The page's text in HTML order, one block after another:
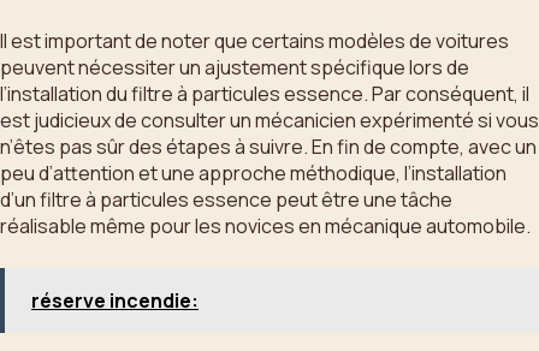
Il est important de noter que certains modèles de voitures
peuvent nécessiter un ajustement spécifique lors de
l’installation du filtre à particules essence. Par conséquent, il
est judicieux de consulter un mécanicien expérimenté si vous
n’êtes pas sûr des étapes à suivre. En fin de compte, avec un
peu d’attention et une approche méthodique, l’installation
d’un filtre à particules essence peut être une tâche
réalisable même pour les novices en mécanique automobile.
réserve incendie: